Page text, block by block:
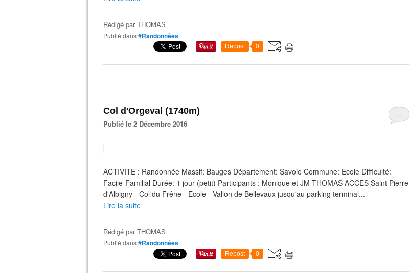
Rédigé parTHOMAS
Publié dans#Randonnées
Repost 0
…
Col d'Orgeval (1740m)
Publié le 2 Décembre 2016
ACTIVITE : Randonnée Massif: Bauges Département: Savoie Commune: Ecole Difficulté:
Facile-Familial Durée: 1 jour (petit) Participants : Monique et JM THOMAS ACCES Saint Pierre
d'Albigny - Col du Frêne - Ecole - Vallon de Bellevaux jusqu'au parking terminal...
Lire la suite
Rédigé parTHOMAS
Publié dans#Randonnées
Repost 0